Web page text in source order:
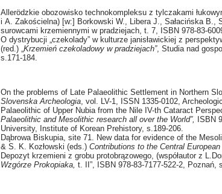
Allerödzkie obozowisko technokompleksu z tylczakami
i A. Zakościelna) [w:] Borkowski W., Libera J., Sałacińska B.,
surowcami krzemiennymi w pradziejach, t. 7, ISBN 978-83-
O dystrybucji „czekolady” w kulturze janisławickiej z
(red.) „ Krzemień czekoladowy w pradziejach”, Studia nad
s.171-184.
On the problems of Late Palaeolithic Settlement in Northern
Slovenska Archeologia , vol. LV-1, ISSN 1335-0102,
Palaeolithic of Upper Nubia from the Nile IV-th Cataract
Palaeolithic and Mesolithic research all over the World”,
ISBN
University, Institute of Korean Prehistory, s.189-206.
Dąbrowa Biskupia, site 71. New data for evidence of the
& S. K. Kozłowski (eds.) Contributions to the Central
Depozyt krzemieni z grobu protobrązowego, (współautor z
Wzgórze Prokopiaka, t. II”, ISBN 978-83-7177-522-2, Poznań,